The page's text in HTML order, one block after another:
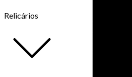
Relicários